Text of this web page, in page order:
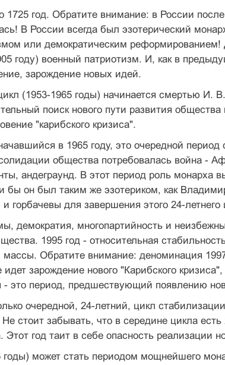
1725 год. Обратите внимание: в России
В России всегда был эзотерический
или демократическим реформированием!
году) военный патриотизм. И, как в
зарождение новых идей.
(1953-1965 годы) начинается смертью И.
поиск нового пути развития
"карибского кризиса".
в 1965 году, это очередной
общества потребовалась война -
андеграунд. В этот период роль монарха
бы он был таким же эзотериком, как
горбачевы для завершения этого 24-летнего
демократия, многопартийность и
1995 год - относительная
массы. Обратите внимание: деноминация
идет зарождение нового "Карибского
- это период, предшествующий появлению
очередной, 24-летний, цикл
стоит забывать, что в середине цикла
Этот год таит в себе опасность реализации
может стать периодом мощнейшего